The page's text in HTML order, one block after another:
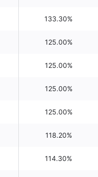
133.30%
125.00%
125.00%
125.00%
125.00%
118.20%
114.30%